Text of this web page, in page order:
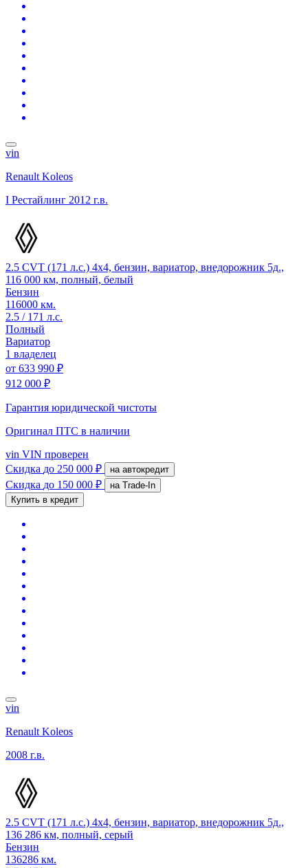
vin
Renault Koleos
I Рестайлинг 2012 г.в.
2.5 CVT (171 л.с.) 4x4, бензин, вариатор, внедорожник 5д.,
116 000 км, полный, белый
Бензин
116000 км.
2.5 / 171 л.с.
Полный
Вариатор
1 владелец
от 633 990 ₽
912 000 ₽
Гарантия юридической чистоты
Оригинал ПТС в наличии
vin VIN проверен
Скидка до 250 000 ₽ на автокредит
Скидка до 150 000 ₽
на Trade-In
Купить в кредит
vin
Renault Koleos
2008 г.в.
2.5 CVT (171 л.с.) 4x4, бензин, вариатор, внедорожник 5д.,
136 286 км, полный, серый
Бензин
136286 км.